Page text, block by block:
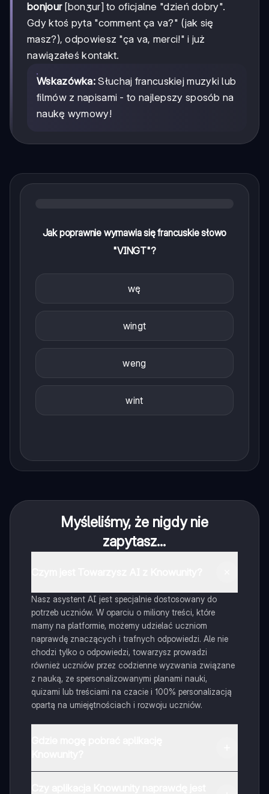
bonjour[bonʒur] to oficjalne "dzień dobry".
Gdy ktoś pyta "comment ça va?" (jak się
masz?), odpowiesz "ça va, merci!" i już
nawiązałeś kontakt.
Wskazówka: Słuchaj francuskiej muzyki lub
filmów z napisami - to najlepszy sposób na
naukę wymowy!
Jak poprawnie wymawia się francuskie słowo
"VINGT"?
wę
wingt
weng
wint
Myśleliśmy, że nigdy nie
zapytasz...
Nasz asystent AI jest specjalnie dostosowany do
potrzeb uczniów. W oparciu o miliony treści, które
mamy na platformie, możemy udzielać uczniom
naprawdę znaczących i trafnych odpowiedzi. Ale nie
chodzi tylko o odpowiedzi, towarzysz prowadzi
również uczniów przez codzienne wyzwania związane
z nauką, ze spersonalizowanymi planami nauki,
quizami lub treściami na czacie i 100% personalizacją
opartą na umiejętnościach i rozwoju uczniów.